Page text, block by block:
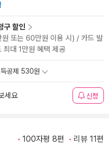
구 할인
또는 60만원 이용 시) / 카드 발
최대 1만원 혜택 제공
공제 530원
세요 신청
100자평 8편 리뷰 11편